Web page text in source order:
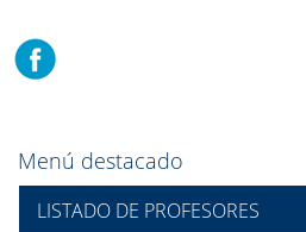
Menú destacado
LISTADO DE PROFESORES